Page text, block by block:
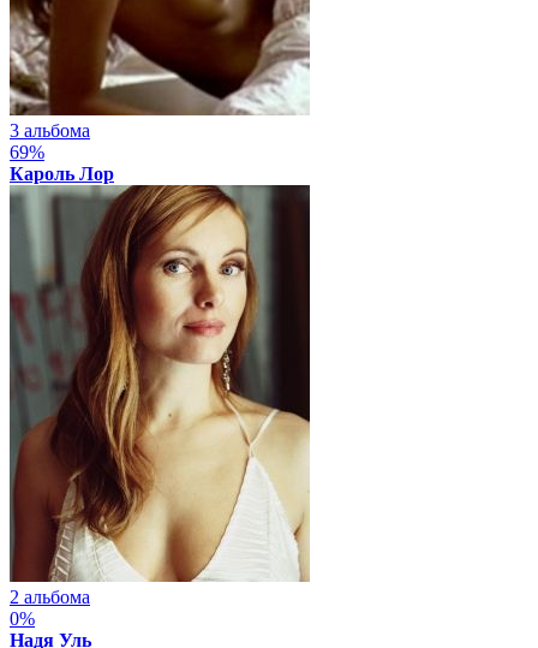
3 альбома
69%
Кароль Лор
2 альбома
0%
Надя Уль